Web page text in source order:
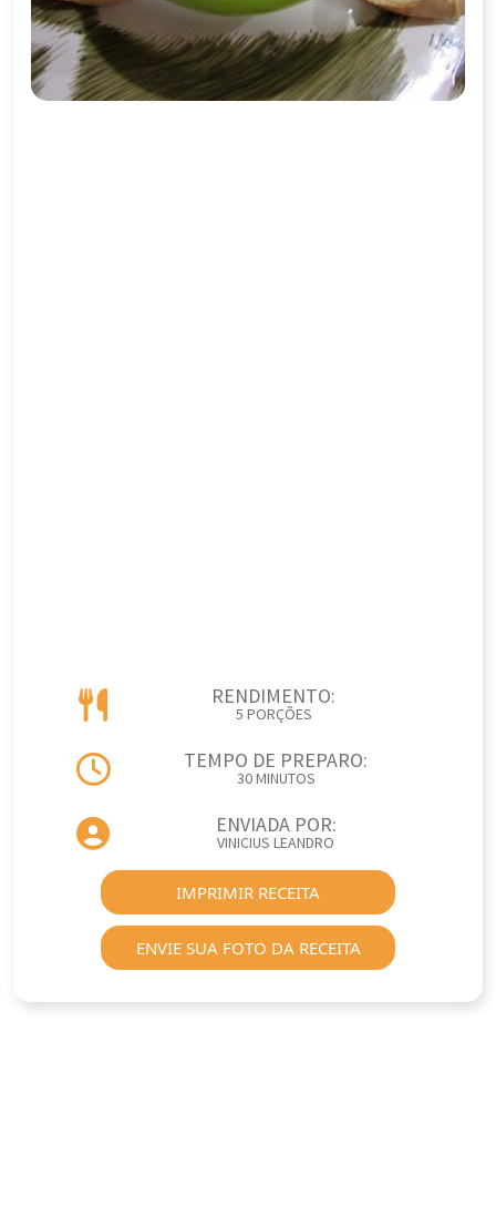
RENDIMENTO:
5 PORÇÕES
TEMPO DE PREPARO:
30 MINUTOS
ENVIADA POR:
VINICIUS LEANDRO
IMPRIMIR RECEITA
ENVIE SUA FOTO DA RECEITA